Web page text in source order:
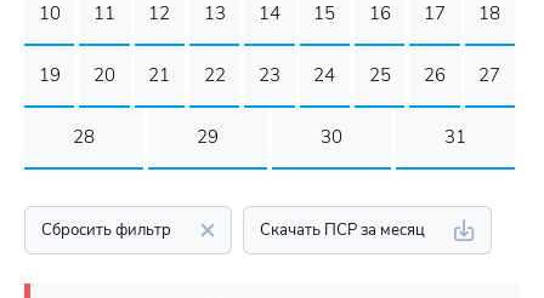
10 11 12 13 14 15 16 17 18
19 20 21 22 23 24 25 26 27
28 29 30 31
Сбросить фильтр Скачать ПСР за месяц